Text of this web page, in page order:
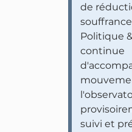
de
Politique
continue
suivi et